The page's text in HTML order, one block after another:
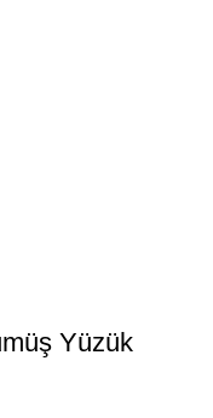
Yüzük